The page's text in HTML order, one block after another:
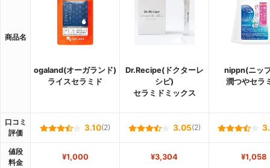
商品名
ogaland(オーガランド)
ライスセラミド
Dr.Recipe(ドクターレ
シピ)
セラミドミックス
nippn(ニッ
潤つやセラ
口コミ
評価
3.10(2) 3.05(2)
値段
料金
¥1,000 ¥3,304 ¥1,058